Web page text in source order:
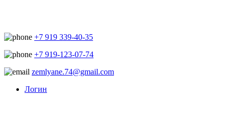
+7 919 339-40-35
+7 919-123-07-74
zemlyane.74@gmail.com
Логин